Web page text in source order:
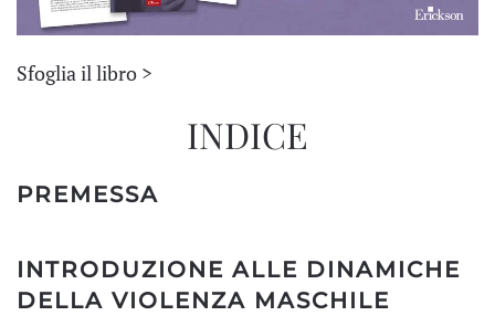
Sfoglia il libro >
INDICE
PREMESSA
INTRODUZIONE ALLE DINAMICHE
DELLA VIOLENZA MASCHILE